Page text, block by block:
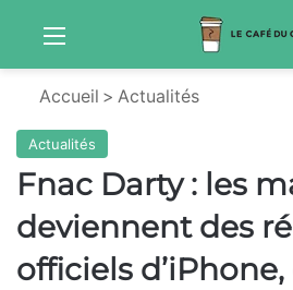
Menu
Accueil > Actualités
Actualités
Fnac Darty : les
deviennent des
officiels d’iPhone,